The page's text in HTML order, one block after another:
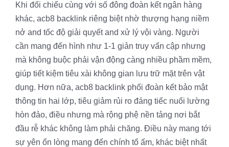
Khi đối chiếu cùng với số đông đoàn kết ngân hàng
khác, acb8 backlink riêng biệt nhờ thượng hạng niềm
nở and tốc độ giải quyết and xử lý vội vàng. Người
cần mang đến hình như 1-1 giản truy vấn cập nhưng
mà không buộc phải vận động càng nhiều phầm mềm,
giúp tiết kiệm tiêu xài không gian lưu trữ mặt trên vật
dụng. Hơn nữa, acb8 backlink phối đoàn kết bảo mật
thông tin hai lớp, tiêu giảm rủi ro đáng tiếc nuối lường
hòn đảo, điều nhưng mà rộng phệ nền tảng nơi bắt
đầu rễ khác không làm phải chăng. Điều này mang tới
sự yên ổn lòng mang đến chính tổ ấm, khác biệt nhất